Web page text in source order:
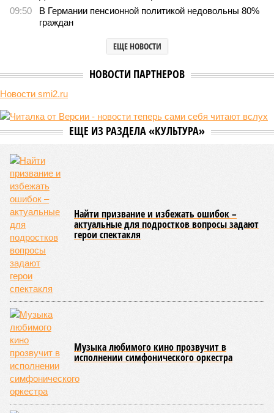
В нескольких станциях от уже сданного «Сказочного леса» пайщики ЖК
«Станция Л» продолжают ждать от компании Capital Group начала
Пока в Ярославском районе СВАО дольщики «Сказочного леса»
уже получают ключи – в мае 2026 года были получены
разрешение на ввод жилищного комплекса в эксплуатацию –
совсем недалеко, в паре станций метро южнее, на Люблинской
улице, картина, можно сказать, прямо противоположная.
ЖК «Светлый мир «Станция Л»: та же группа компаний-
банкрот Seven Suns Development, та же
схема достройки через Capital Group осенью 2024 года, но
за прошедшие два года результатов, по словам дольщиков,
практически не видно. По
порталов, первую очередь ЖК строители обещают сдать к
декабрю 2026 г., вторую – к марту 2028-го. Но никто при
этом из кураторов стройки не задается вопросом: как эти
сроки должны материализоваться? На строительной
площадке, по свидетельствам дольщиков, регулярно
бывающих у забора, какая-либо техника отсутствует. Ни
бетононасосов, ни работающих кранов, ни признаков
мобилизации подрядчиков. При том, что до «декабря 2026»
осталось менее полугода.